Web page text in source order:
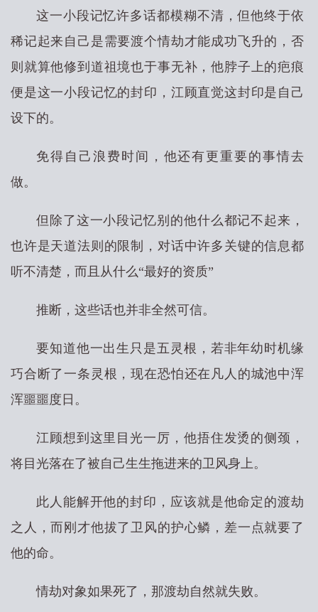
这一小段记忆许多话都模糊不清，但他终于依
稀记起来自己是需要渡个情劫才能成功飞升的，否
则就算他修到道祖境也于事无补，他脖子上的疤痕
便是这一小段记忆的封印，江顾直觉这封印是自己
设下的。
免得自己浪费时间，他还有更重要的事情去
做。
但除了这一小段记忆别的他什么都记不起来，
也许是天道法则的限制，对话中许多关键的信息都
听不清楚，而且从什么“最好的资质”
推断，这些话也并非全然可信。
要知道他一出生只是五灵根，若非年幼时机缘
巧合断了一条灵根，现在恐怕还在凡人的城池中浑
浑噩噩度日。
江顾想到这里目光一厉，他捂住发烫的侧颈，
将目光落在了被自己生生拖进来的卫风身上。
此人能解开他的封印，应该就是他命定的渡劫
之人，而刚才他拔了卫风的护心鳞，差一点就要了
他的命。
情劫对象如果死了，那渡劫自然就失败。